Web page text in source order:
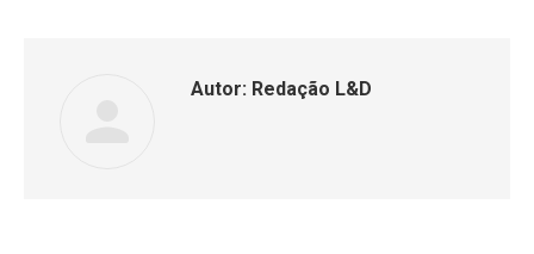
Autor: Redação L&D